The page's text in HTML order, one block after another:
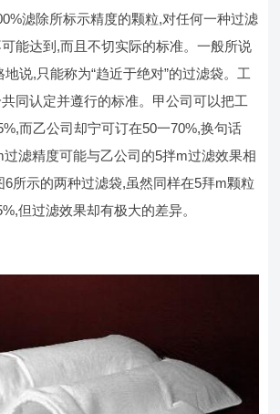
滤除所标示精度的颗粒,对任何一种过滤
能达到,而且不切实际的标准。一般所说
说,只能称为“趋近于绝对”的过滤袋。工
同认定并遵行的标准。甲公司可以把工
而乙公司却宁可订在50一70%,换句话
滤精度可能与乙公司的5拌m过滤效果相
6所示的两种过滤袋,虽然同样在5拜m颗粒
但过滤效果却有极大的差异。